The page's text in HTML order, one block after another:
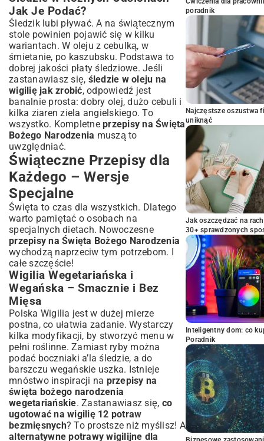
Jak Je Podać?
Śledzik lubi pływać. A na świątecznym
stole powinien pojawić się w kilku
wariantach. W oleju z cebulką, w
śmietanie, po kaszubsku. Podstawa to
dobrej jakości płaty śledziowe. Jeśli
zastanawiasz się, śledzie w oleju na
wigilię jak zrobić, odpowiedź jest
banalnie prosta: dobry olej, dużo cebuli i
kilka ziaren ziela angielskiego. To
wszystko. Kompletne przepisy na Święta
Bożego Narodzenia muszą to
uwzględniać.
Świąteczne Przepisy dla
Każdego – Wersje
Specjalne
Święta to czas dla wszystkich. Dlatego
warto pamiętać o osobach na
specjalnych dietach. Nowoczesne
przepisy na Święta Bożego Narodzenia
wychodzą naprzeciw tym potrzebom. I
całe szczęście!
Wigilia Wegetariańska i
Wegańska – Smacznie i Bez
Mięsa
Polska Wigilia jest w dużej mierze
postna, co ułatwia zadanie. Wystarczy
kilka modyfikacji, by stworzyć menu w
pełni roślinne. Zamiast ryby można
podać boczniaki a’la śledzie, a do
barszczu wegańskie uszka. Istnieje
mnóstwo inspiracji na przepisy na
święta bożego narodzenia
wegetariańskie. Zastanawiasz się, co
ugotować na wigilię 12 potraw
bezmięsnych? To prostsze niż myślisz! A
alternatywne potrawy wigilijne dla
poradnik
Najczęstsze oszustwa
uniknąć
Jak oszczędzać na
30+ sprawdzonych
Inteligentny dom: co
Poradnik